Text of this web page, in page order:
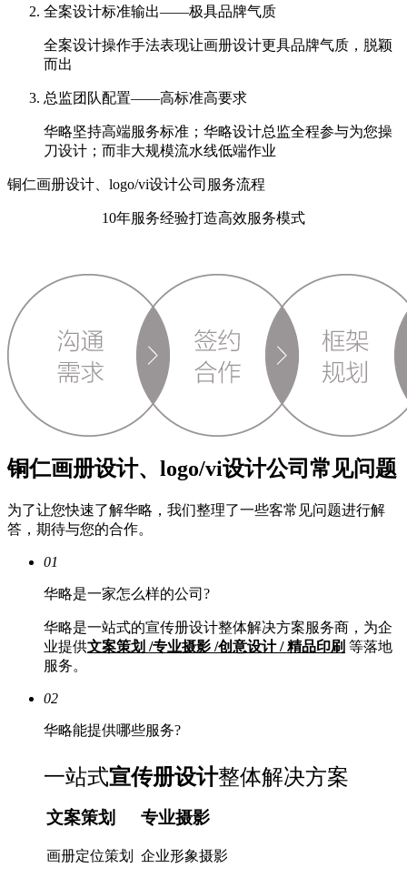
全案设计标准输出——极具品牌气质
全案设计操作手法表现让画册设计更具品牌气质，脱颖
而出
总监团队配置——高标准高要求
华略坚持高端服务标准；华略设计总监全程参与为您操
刀设计；而非大规模流水线低端作业
铜仁画册设计、logo/vi设计公司服务流程
10年服务经验打造高效服务模式
铜仁画册设计、logo/vi设计公司常见问题
为了让您快速了解华略，我们整理了一些客常见问题进行解
答，期待与您的合作。
01
华略是一家怎么样的公司?
华略是一站式的宣传册设计整体解决方案服务商，为企
业提供文案策划 /专业摄影 /创意设计 / 精品印刷 等落地
服务。
02
华略能提供哪些服务?
一站式宣传册设计整体解决方案
文案策划
画册定位策划
专业摄影
企业形象摄影